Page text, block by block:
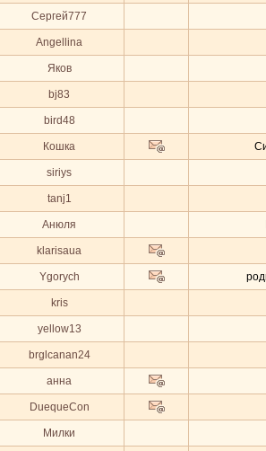
Сергей777
Angellina
Яков
bj83
bird48
Кошка
siriys
tanj1
Анюля
klarisaua
Ygorych
kris
yellow13
brglcanan24
анна
DuequeCon
Милки